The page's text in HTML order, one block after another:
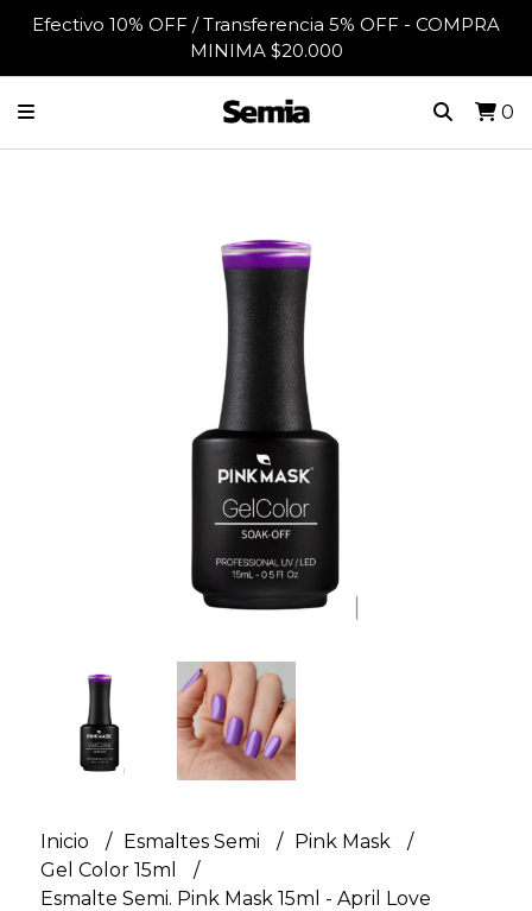
Efectivo 10% OFF / Transferencia 5% OFF - COMPRA
MINIMA $20.000
0
Inicio Esmaltes Semi
Pink Mask
Gel Color 15ml
Esmalte Semi. Pink Mask 15ml - April Love